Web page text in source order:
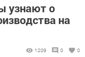
узнают о
на
1209 0 0